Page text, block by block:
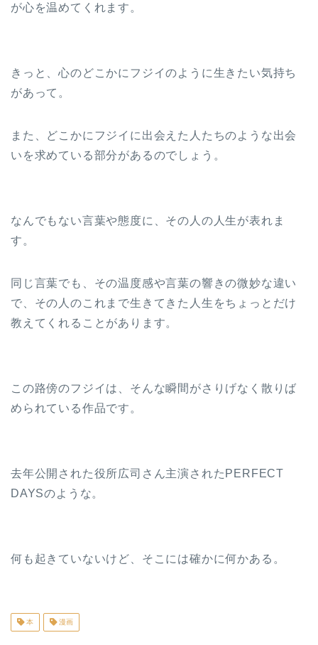
が心を温めてくれます。
きっと、心のどこかにフジイのように生きたい気持ち
があって。
また、どこかにフジイに出会えた人たちのような出会
いを求めている部分があるのでしょう。
なんでもない言葉や態度に、その人の人生が表れま
す。
同じ言葉でも、その温度感や言葉の響きの微妙な違い
で、その人のこれまで生きてきた人生をちょっとだけ
教えてくれることがあります。
この路傍のフジイは、そんな瞬間がさりげなく散りば
められている作品です。
去年公開された役所広司さん主演されたPERFECT
DAYSのような。
何も起きていないけど、そこには確かに何かある。
本 漫画